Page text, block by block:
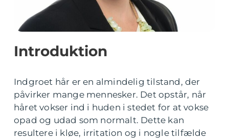
Introduktion
Indgroet hår er en almindelig tilstand, der
påvirker mange mennesker. Det opstår, når
håret vokser ind i huden i stedet for at vokse
opad og udad som normalt. Dette kan
resultere i kløe, irritation og i nogle tilfælde